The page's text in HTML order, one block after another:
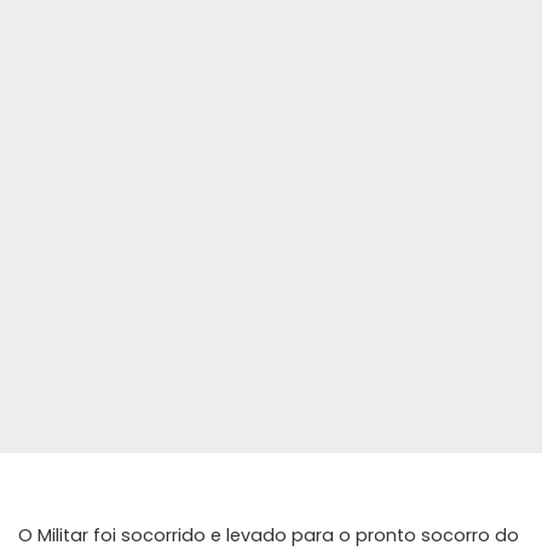
O Militar foi socorrido e levado para o pronto socorro do